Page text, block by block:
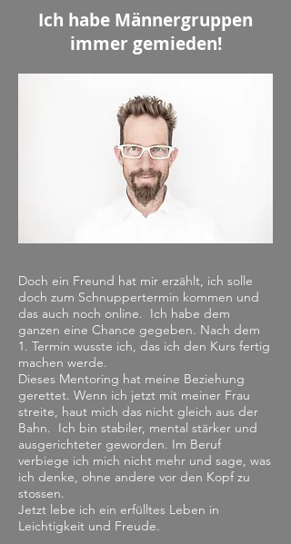
Ich habe Männergruppen
immer gemieden!
Doch ein Freund hat mir erzählt, ich solle
doch zum Schnuppertermin kommen und
das auch noch online. Ich habe dem
ganzen eine Chance gegeben. Nach dem
1. Termin wusste ich, das ich den Kurs fertig
machen werde.
Dieses Mentoring hat meine Beziehung
gerettet. Wenn ich jetzt mit meiner Frau
streite, haut mich das nicht gleich aus der
Bahn. Ich bin stabiler, mental stärker und
ausgerichteter geworden. Im Beruf
verbiege ich mich nicht mehr und sage, was
ich denke, ohne andere vor den Kopf zu
stossen.
Jetzt lebe ich ein erfülltes Leben in
Leichtigkeit und Freude.